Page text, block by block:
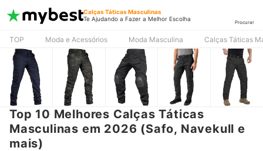
Calças Táticas Masculinas
Te Ajudando a Fazer a Melhor Escolha
Procurar
TOP Moda e Acessórios Moda Masculina Calças Táticas
Top 10 Melhores Calças Táticas
Masculinas em 2026 (Safo, Navekull e
mais)